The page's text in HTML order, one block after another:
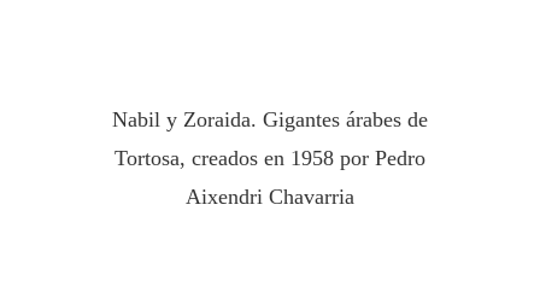
Nabil y Zoraida. Gigantes árabes de
Tortosa, creados en 1958 por Pedro
Aixendri Chavarria